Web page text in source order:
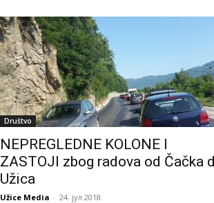
Društvo
NEPREGLEDNE KOLONE I
ZASTOJI zbog radova od Čačka
Užica
Užice Media - 24. јул 2018.